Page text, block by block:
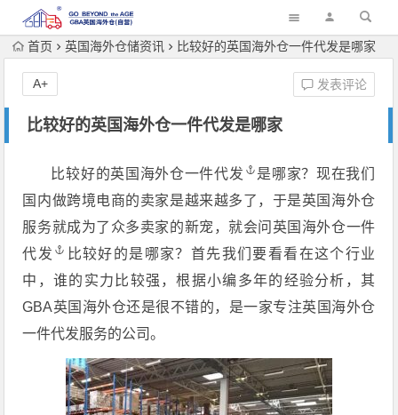
首页 英国海外仓储资讯 比较好的英国海外仓一件代发是哪家
比较好的英国海外仓一件代发是哪家
发表评论
A+
比较好的英国海外仓一件代发
是哪家？现在我们
国内做跨境电商的卖家是越来越多了，于是英国海外仓
服务就成为了众多卖家的新宠，就会问 英国海外仓一件
代发
比较好的是哪家？首先我们要看看在这个行业
中，谁的实力比较强，根据小编多年的经验分析，其
GBA英国海外仓还是很不错的，是一家专注英国海外仓
一件代发服务的公司。